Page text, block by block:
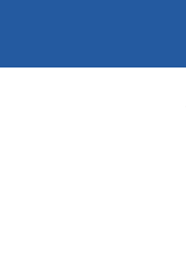
Qu'est-ce
Transferts
Journées